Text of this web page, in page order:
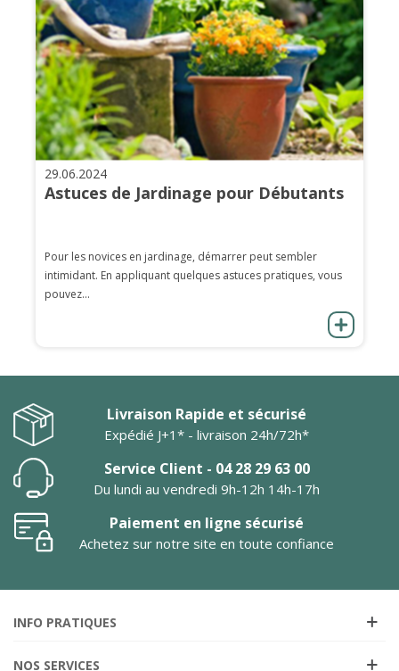
29.06.2024
Astuces de Jardinage pour Débutants
Pour les novices en jardinage, démarrer peut sembler
intimidant. En appliquant quelques astuces pratiques, vous
pouvez...
Livraison Rapide et sécurisé
Expédié J+1* - livraison 24h/72h*
Service Client - 04 28 29 63 00
Du lundi au vendredi 9h-12h 14h-17h
Paiement en ligne sécurisé
Achetez sur notre site en toute confiance
INFO PRATIQUES
NOS SERVICES